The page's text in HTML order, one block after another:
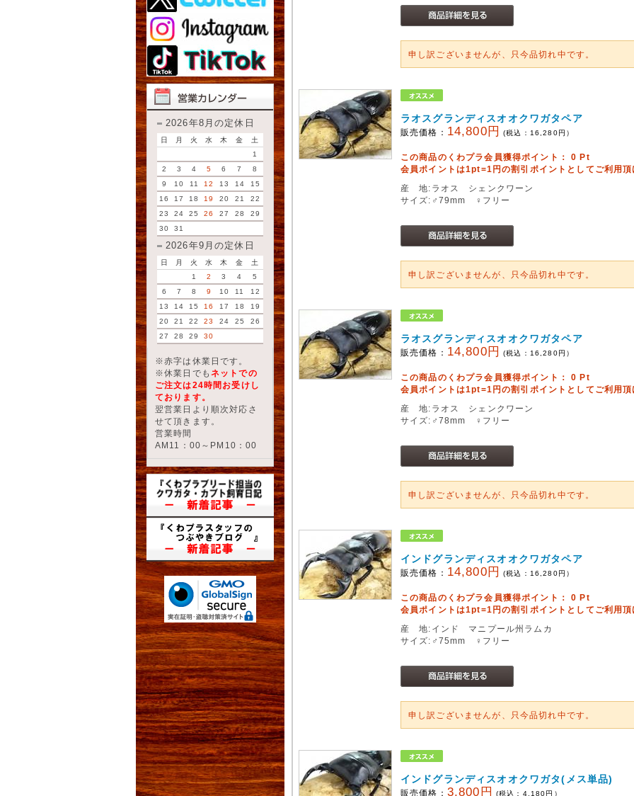
2026年8月の定休日
日 月 火 水 木 金
土
1
2
3 4 5 6 7
8
9
10 11 12 13 14
15
16
17 18 19 20 21
22
23
24 25 26 27 28
29
30
31
2026年9月の定休日
日 月 火 水 木 金
土
1
2 3 4
5
6
7 8 9 10 11
12
13
14 15 16 17 18
19
20
21 22 23 24 25
26
27
28 29 30
※赤字は休業日です。
※休業日でも ネットでの
ご注文は24時間お受けし
ております。
翌営業日より順次対応さ
せて頂きます。
営業時間
AM11：00～PM10：00
申し訳ございませんが、只今品切れ中です。
ラオスグランディスオオクワガタペア
販売価格： 14,800円 (税込： 16,280円）
この商品のくわプラ会員獲得ポイント：0 Pt
会員ポイントは1pt=1円の割引ポイントとしてご利用頂
産 地:ラオス シェンクワーン
サイズ:♂79mm ♀フリー
申し訳ございませんが、只今品切れ中です。
ラオスグランディスオオクワガタペア
販売価格： 14,800円 (税込： 16,280円）
この商品のくわプラ会員獲得ポイント：0 Pt
会員ポイントは1pt=1円の割引ポイントとしてご利用頂
産 地:ラオス シェンクワーン
サイズ:♂78mm ♀フリー
申し訳ございませんが、只今品切れ中です。
インドグランディスオオクワガタペア
販売価格： 14,800円 (税込： 16,280円）
この商品のくわプラ会員獲得ポイント：0 Pt
会員ポイントは1pt=1円の割引ポイントとしてご利用頂
産 地:インド マニプール州ラムカ
サイズ:♂75mm ♀フリー
申し訳ございませんが、只今品切れ中です。
インドグランディスオオクワガタ(メス単品)
販売価格： 3,800円 (税込： 4,180円）